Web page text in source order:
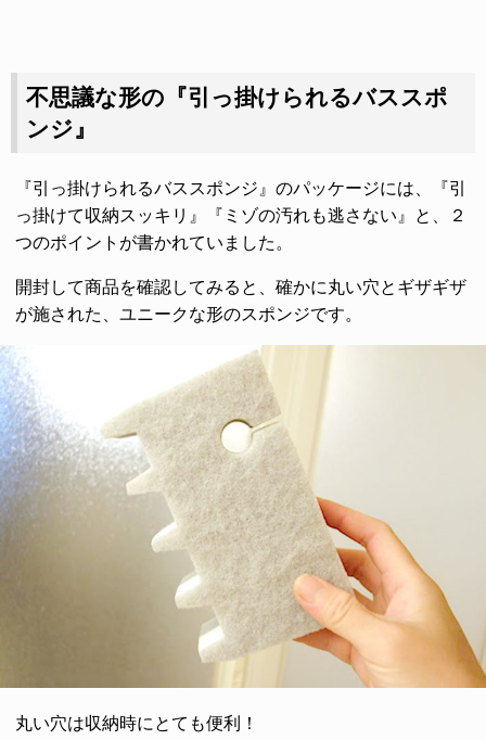
不思議な形の『引っ掛けられるバススポ
ンジ』
『引っ掛けられるバススポンジ』のパッケージには、『引
っ掛けて収納スッキリ』『ミゾの汚れも逃さない』と、２
つのポイントが書かれていました。
開封して商品を確認してみると、確かに丸い穴とギザギザ
が施された、ユニークな形のスポンジです。
丸い穴は収納時にとても便利！